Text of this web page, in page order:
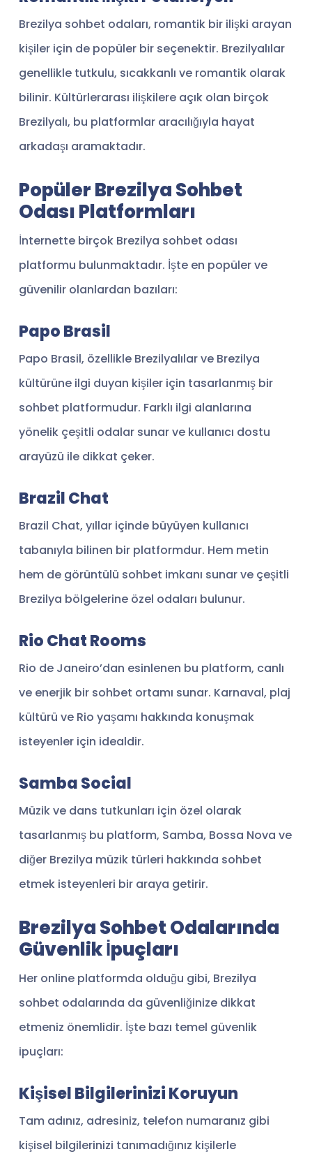
Brezilya sohbet odaları, romantik bir ilişki arayan
kişiler için de popüler bir seçenektir. Brezilyalılar
genellikle tutkulu, sıcakkanlı ve romantik olarak
bilinir. Kültürlerarası ilişkilere açık olan birçok
Brezilyalı, bu platformlar aracılığıyla hayat
arkadaşı aramaktadır.
Popüler Brezilya Sohbet
Odası Platformları
İnternette birçok Brezilya sohbet odası
platformu bulunmaktadır. İşte en popüler ve
güvenilir olanlardan bazıları:
Papo Brasil
Papo Brasil, özellikle Brezilyalılar ve Brezilya
kültürüne ilgi duyan kişiler için tasarlanmış bir
sohbet platformudur. Farklı ilgi alanlarına
yönelik çeşitli odalar sunar ve kullanıcı dostu
arayüzü ile dikkat çeker.
Brazil Chat
Brazil Chat, yıllar içinde büyüyen kullanıcı
tabanıyla bilinen bir platformdur. Hem metin
hem de görüntülü sohbet imkanı sunar ve çeşitli
Brezilya bölgelerine özel odaları bulunur.
Rio Chat Rooms
Rio de Janeiro’dan esinlenen bu platform, canlı
ve enerjik bir sohbet ortamı sunar. Karnaval, plaj
kültürü ve Rio yaşamı hakkında konuşmak
isteyenler için idealdir.
Samba Social
Müzik ve dans tutkunları için özel olarak
tasarlanmış bu platform, Samba, Bossa Nova ve
diğer Brezilya müzik türleri hakkında sohbet
etmek isteyenleri bir araya getirir.
Brezilya Sohbet Odalarında
Güvenlik İpuçları
Her online platformda olduğu gibi, Brezilya
sohbet odalarında da güvenliğinize dikkat
etmeniz önemlidir. İşte bazı temel güvenlik
ipuçları:
Kişisel Bilgilerinizi Koruyun
Tam adınız, adresiniz, telefon numaranız gibi
kişisel bilgilerinizi tanımadığınız kişilerle